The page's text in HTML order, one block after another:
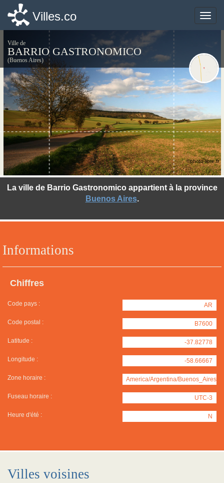
Toggle
Villes.co
Ville de
BARRIO GASTRONOMICO
(Buenos Aires)
Informations
Chiffres
Code pays : AR
Code postal : B7600
Latitude : -37.82778
Longitude : -58.66667
Zone horaire : America/Argentina/Buenos_Aires
Fuseau horaire : UTC-3
Heure d'été : N
La ville de Barrio Gastronomico appartient à la province
Buenos Aires.
©photo-libre.fr
Villes voisines
Toggle
Villes.co